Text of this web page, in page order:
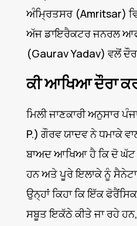
ਅੰਮ੍ਰਿਤਸਰ (Amritsar)
ਅੱਜ ਡਾਇਰੈਕਟਰ ਜਨਰਲ
(Gaurav Yadav) ਵਲੋਂ
ਕੀ ਆਖਿਆ ਦੌਰਾ
ਮਿਲੀ ਜਾਣਕਾਰੀ ਅਨੁਸਾਰ
P.) ਗੌਰਵ ਯਾਦਵ ਨੇ ਧਮਾਕੇ
ਬਾਅਦ ਆਖਿਆ ਹੈ ਕਿ ਦੋ ਘੱਟ
ਹਨ ਅਤੇ ਪੂਰੇ ਇਲਾਕੇ ਨੂੰ
ਉਨ੍ਹਾਂ ਕਿਹਾ ਕਿ ਇੱਕ
ਸਬੂਤ ਇਕੱਠੇ ਕੀਤੇ ਜਾ ਰਹੇ ਹਨ,